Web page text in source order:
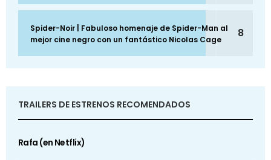
Spider-Noir | Fabuloso homenaje de Spider-Man al
mejor cine negro con un fantástico Nicolas Cage
8
TRAILERS DE ESTRENOS RECOMENDADOS
Rafa (en Netflix)